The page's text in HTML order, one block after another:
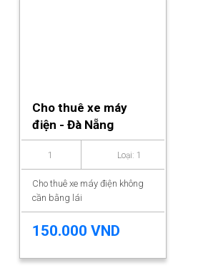
Cho thuê xe máy
điện - Đà Nẵng
1 Loại: 1
Cho thuê xe máy điện không
cần bằng lái
150.000 VND